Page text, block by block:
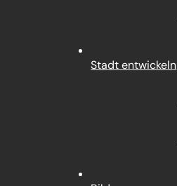
Stadt entwickeln